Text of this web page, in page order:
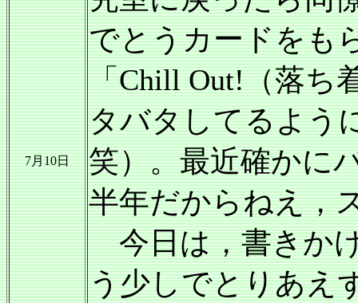
7月10日
でとうカードをも
「Chill Out!（落ち
タバタしてるよう
笑）。最近確かに
半年だからねえ，
今日は，書きか
う少しでとりあえ